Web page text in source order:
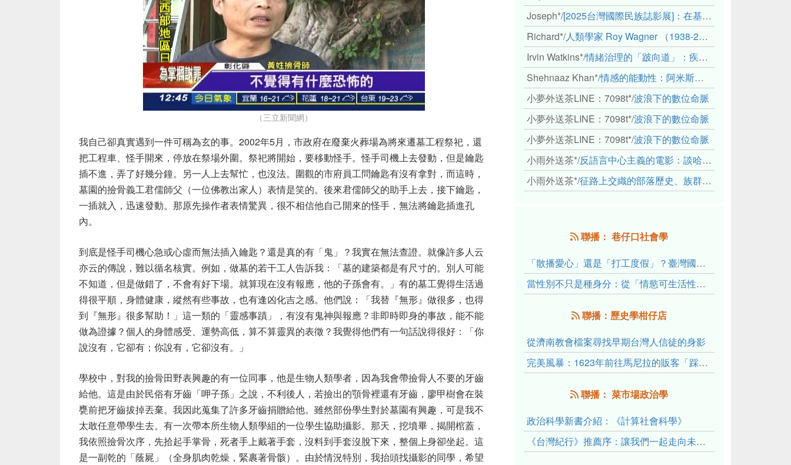
（三立新聞網）
我自己卻真實遇到一件可稱為玄的事。2002年5月，市政府在廢棄火葬場為將來遷墓工程祭祀，還
把工程車、怪手開來，停放在祭場外圍。祭祀將開始，要移動怪手。怪手司機上去發動，但是鑰匙
插不進，弄了好幾分鐘。另一人上去幫忙，也沒法。圍觀的市府員工問鑰匙有沒有拿對，而這時，
墓園的撿骨義工君儒師父（一位佛教出家人）表情是笑的。後來君儒師父的助手上去，接下鑰匙，
一插就入，迅速發動。那原先操作者表情驚異，很不相信他自己開來的怪手，無法將鑰匙插進孔
內。
到底是怪手司機心急或心虛而無法插入鑰匙？還是真的有「鬼」？我實在無法查證。就像許多人云
亦云的傳說，難以循名核實。例如，做墓的若干工人告訴我：「墓的建築都是有尺寸的。別人可能
不知道，但是做錯了，不會有好下場。就算現在沒有報應，他的子孫會有。」有的墓工覺得生活過
得很平順，身體健康，縱然有些事故，也有逢凶化吉之感。他們說：「我替『無形』做很多，也得
到『無形』很多幫助！」這一類的「靈感事蹟」，有沒有鬼神與報應？非即時即身的事故，能不能
做為證據？個人的身體感受、運勢高低，算不算靈異的表徵？我覺得他們有一句話說得很好：「你
說沒有，它卻有；你說有，它卻沒有。」
學校中，對我的撿骨田野表興趣的有一位同事，他是生物人類學者，因為我會帶撿骨人不要的牙齒
給他。這是由於民俗有牙齒「呷子孫」之說，不利後人，若撿出的顎骨裡還有牙齒，廖甲樹會在裝
甕前把牙齒拔掉丟棄。我因此蒐集了許多牙齒捐贈給他。雖然部份學生對於墓園有興趣，可是我不
太敢任意帶學生去。有一次帶本所生物人類學組的一位學生協助攝影。那天，挖墳畢，揭開棺蓋，
我依照撿骨次序，先拾起手掌骨，死者手上戴著手套，沒料到手套沒脫下來，整個上身卻坐起。這
是一副乾的「蔭屍」（全身肌肉乾燥，緊裹著骨骸）。由於情況特別，我抬頭找攝影的同學，希望
Joseph*/[2025台灣國際民族誌影展]：在基礎設施的邊緣，聆聽人的呼吸
Richard*/人類學家 Roy Wagner （1938-2018）
Irvin Watkins*/情緒治理的「跛向道」：疾病與文化象徵的轉變舉例
Shehnaaz Khan*/情感的能動性：阿米斯音樂節的「對話觀察」
小夢外送茶LINE：7098t*/波浪下的數位命脈
小夢外送茶LINE：7098t*/波浪下的數位命脈
小夢外送茶LINE：7098t*/波浪下的數位命脈
小雨外送茶*/反語言中心主義的電影：談哈佛感官民族誌實驗室
小雨外送茶*/征路上交織的部落歷史、族群與國家邊界敘事： 《路有多長》、《高砂的翅膀》、《檔案／李光輝》
聯播： 巷仔口社會學
「散播愛心」還是「打工度假」？臺灣國內與跨國捐卵的利他修辭、金錢動機與身體代價
當性別不只是種身分：從「情慾可生活性」理解跨性別者的身體、慾望與認同探索
聯播：歷史學柑仔店
從濟南教會檔案尋找早期台灣人信徒的身影
完美風暴：1623年前往馬尼拉的販客「踩線團」怎麼會困死於澎湖?
聯播： 菜市場政治學
政治科學新書介紹：《計算社會科學》
《台灣紀行》推薦序：讓我們一起走向未來文明的備忘錄